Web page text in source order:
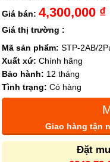
Giá bán: 4,300,000 ₫
Giá thị trường :
Mã sản phẩm: STP-2AB/
Xuất xứ: Chính hãng
Bảo hành: 12 tháng
Tình trạng: Có hàng
Giao hàng tận
Đặt